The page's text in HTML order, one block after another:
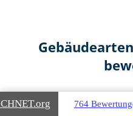
.org 764